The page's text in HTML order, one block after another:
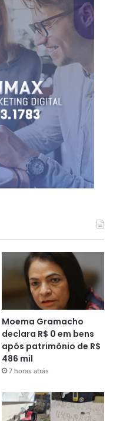
Moema Gramacho
declara R$ 0 em bens
após patrimônio de R$
486 mil
7 horas atrás